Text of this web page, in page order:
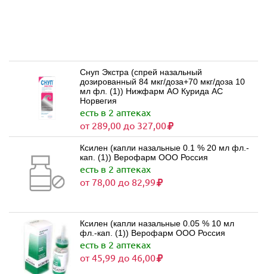
Снуп Экстра (спрей назальный
дозированный 84 мкг/доза+70 мкг/доза 10
мл фл. (1)) Нижфарм АО Курида АС
Норвегия
есть в 2 аптеках
от 289,00 до 327,00
Ксилен (капли назальные 0.1 % 20 мл фл.-
кап. (1)) Верофарм ООО Россия
есть в 2 аптеках
от 78,00 до 82,99
Ксилен (капли назальные 0.05 % 10 мл
фл.-кап. (1)) Верофарм ООО Россия
есть в 2 аптеках
от 45,99 до 46,00